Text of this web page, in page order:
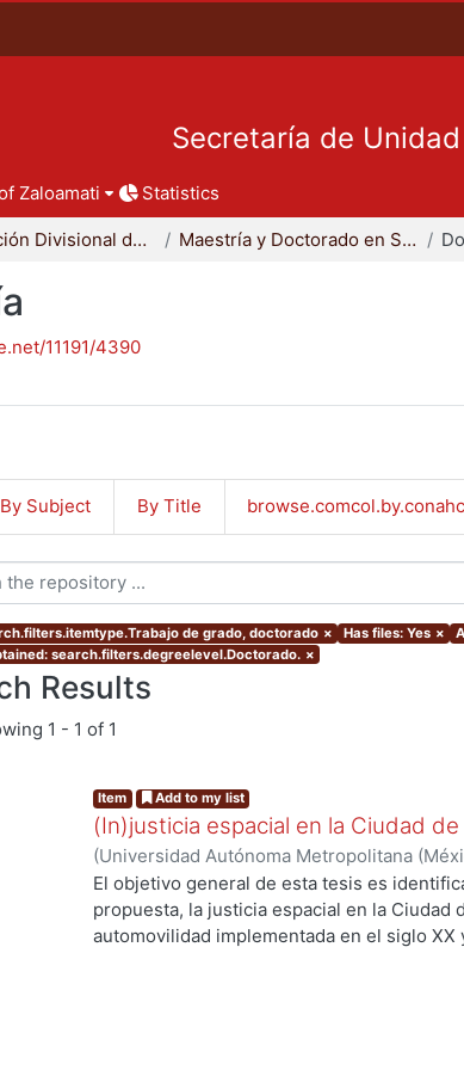
Secretaría de Unidad
Zaloamati Statistics
Coordinación Divisional de Posgrado Maestría y Doctorado en Sociología
11191/4390
By Subject By Title
de grado, doctorado × Has files: Yes ×
search.filters.degreelevel.Doctorado. ×
Results
1 - 1 of 1
Item Add to my list
(In)justicia espacial en la Ciudad
(Universidad Autónoma Metropolitana
de Servicios de Información.,2018-06)
El objetivo general de esta tesis es
propuesta, la justicia espacial en la Ciudad
automovilidad implementada en el siglo